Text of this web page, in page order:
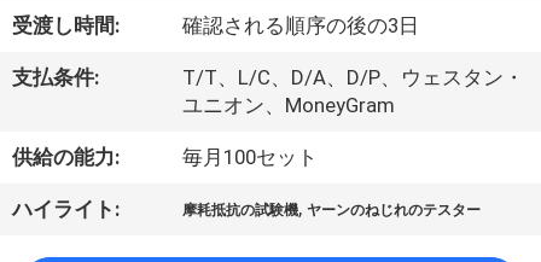
に
つ
い
受渡し時間: 確認される順序の後の3日
支払条件:
T/T、L/C、D/A、D/P、ウェスタン・
ユニオン、MoneyGram
供給の能力: 毎月100セット
ハイライト: 摩耗抵抗の試験機,ヤーンのねじれのテスター